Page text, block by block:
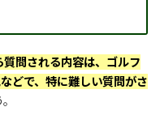
質問される内容は、ゴルフ
どで、特に難しい質問がさ